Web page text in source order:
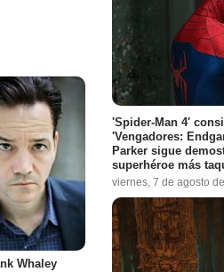
Whaley
'Spider-Man 4'
'Vengadores:
Parker sigue
superhéroe más
viernes, 7 de agosto